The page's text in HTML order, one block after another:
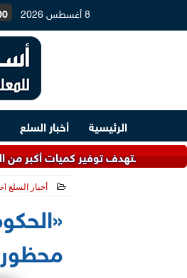
8 أغسطس 2026
الرئيسية أخبار السلع
من الغاز لصناعات القيمة المضافة.. و4.5 مليارات
أخبار السلع